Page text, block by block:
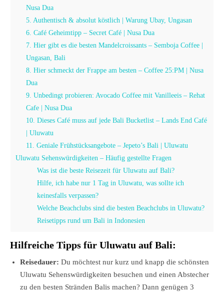
Nusa Dua
5. Authentisch & absolut köstlich | Warung Ubay, Ungasan
6. Café Geheimtipp – Secret Café | Nusa Dua
7. Hier gibt es die besten Mandelcroissants – Semboja Coffee |
Ungasan, Bali
8. Hier schmeckt der Frappe am besten – Coffee 25:PM | Nusa
Dua
9. Unbedingt probieren: Avocado Coffee mit Vanilleeis – Rehat
Cafe | Nusa Dua
10. Dieses Café muss auf jede Bali Bucketlist – Lands End Café
| Uluwatu
11. Geniale Frühstücksangebote – Jepeto’s Bali | Uluwatu
Uluwatu Sehenswürdigkeiten – Häufig gestellte Fragen
Was ist die beste Reisezeit für Uluwatu auf Bali?
Hilfe, ich habe nur 1 Tag in Uluwatu, was sollte ich
keinesfalls verpassen?
Welche Beachclubs sind die besten Beachclubs in Uluwatu?
Reisetipps rund um Bali in Indonesien
Hilfreiche Tipps für Uluwatu auf Bali:
Reisedauer: Du möchtest nur kurz und knapp die schönsten
Uluwatu Sehenswürdigkeiten besuchen und einen Abstecher
zu den besten Stränden Balis machen? Dann genügen 3